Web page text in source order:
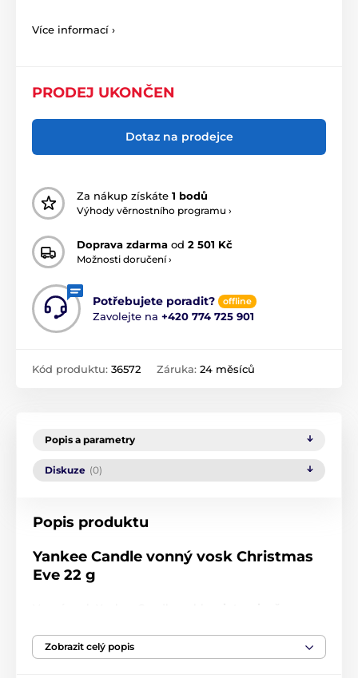
Více informací ›
PRODEJ UKONČEN
Dotaz na prodejce
Za nákup získáte 1 bodů
Výhody věrnostního programu ›
Doprava zdarma od 2 501 Kč
Možnosti doručení ›
Potřebujete poradit? offline
Zavolejte na +420 774 725 901
Kód produktu: 36572 Záruka: 24 měsíců
Popis a parametry
Diskuze (0)
Popis produktu
Yankee Candle vonný vosk Christmas
Eve 22 g
rozpustit v aromalampě pomocí čajové svíčky –
během pár minut se uvolní plná vůně. Vosk se
Zobrazit celý popis